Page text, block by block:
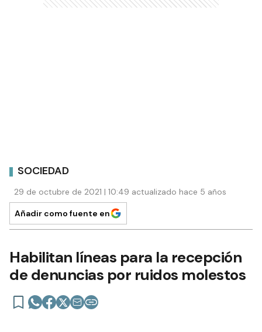
SOCIEDAD
29 de octubre de 2021 | 10:49 actualizado hace 5 años
Añadir como fuente en
Habilitan líneas para la recepción
de denuncias por ruidos molestos